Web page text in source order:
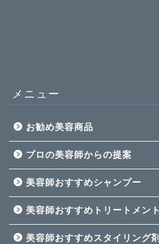
メニュー
お勧め美容商品
プロの美容師からの提案
美容師おすすめシャンプー
美容師おすすめトリートメント
美容師おすすめスタイリング剤